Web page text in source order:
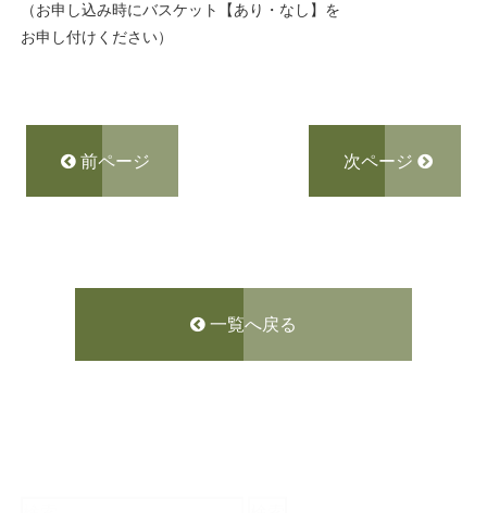
（お申し込み時にバスケット【あり・なし】を
お申し付けください）
前ページ 次ページ
一覧へ戻る